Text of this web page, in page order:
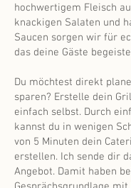
hochwertigem Fleisch
knackigen Salaten und
Saucen sorgen wir für
das deine Gäste
Du möchtest direkt
sparen? Erstelle dein
einfach selbst. Durch
kannst du in wenigen
von 5 Minuten dein
erstellen. Ich sende dir
Angebot. Damit haben